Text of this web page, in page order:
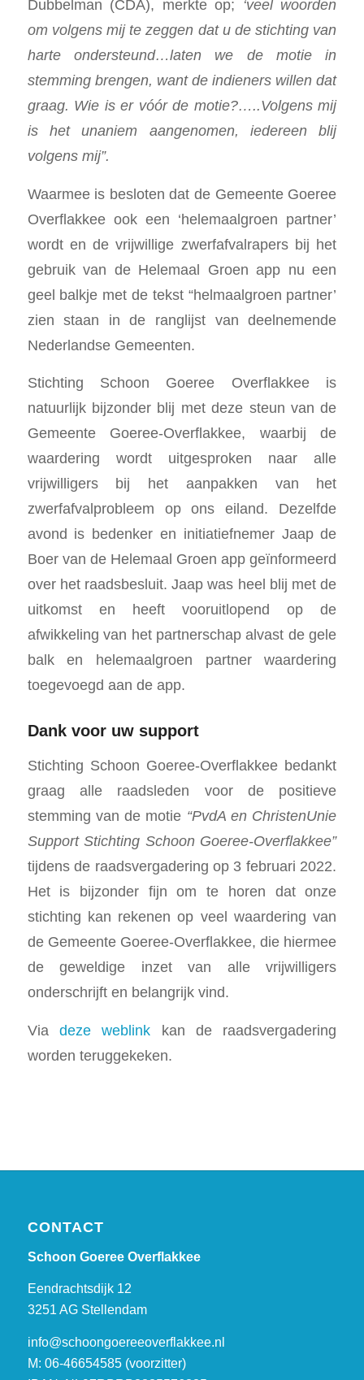
Dubbelman (CDA), merkte op; ‘veel woorden
om volgens mij te zeggen dat u de stichting van
harte ondersteund…laten we de motie in
stemming brengen, want de indieners willen dat
graag. Wie is er vóór de motie?…..Volgens mij
is het unaniem aangenomen, iedereen blij
volgens mij”.
Waarmee is besloten dat de Gemeente Goeree
Overflakkee ook een ‘helemaalgroen partner’
wordt en de vrijwillige zwerfafvalrapers bij het
gebruik van de Helemaal Groen app nu een
geel balkje met de tekst “helmaalgroen partner’
zien staan in de ranglijst van deelnemende
Nederlandse Gemeenten.
Stichting Schoon Goeree Overflakkee is
natuurlijk bijzonder blij met deze steun van de
Gemeente Goeree-Overflakkee, waarbij de
waardering wordt uitgesproken naar alle
vrijwilligers bij het aanpakken van het
zwerfafvalprobleem op ons eiland. Dezelfde
avond is bedenker en initiatiefnemer Jaap de
Boer van de Helemaal Groen app geïnformeerd
over het raadsbesluit. Jaap was heel blij met de
uitkomst en heeft vooruitlopend op de
afwikkeling van het partnerschap alvast de gele
balk en helemaalgroen partner waardering
toegevoegd aan de app.
Dank voor uw support
Stichting Schoon Goeree-Overflakkee bedankt
graag alle raadsleden voor de positieve
stemming van de motie “PvdA en ChristenUnie
Support Stichting Schoon Goeree-Overflakkee”
tijdens de raadsvergadering op 3 februari 2022.
Het is bijzonder fijn om te horen dat onze
stichting kan rekenen op veel waardering van
de Gemeente Goeree-Overflakkee, die hiermee
de geweldige inzet van alle vrijwilligers
onderschrijft en belangrijk vind.
Via deze weblink kan de raadsvergadering
worden teruggekeken.
CONTACT
Schoon Goeree Overflakkee
Eendrachtsdijk 12
3251 AG Stellendam
info@schoongoereeoverflakkee.nl
M: 06-46654585 (voorzitter)